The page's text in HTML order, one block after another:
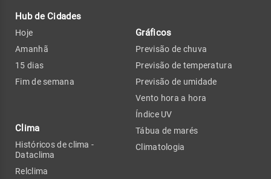
Hub de Cidades
Hoje
Amanhã
15 dias
Fim de semana
Clima
Históricos de clima -
Dataclima
Relclima
Gráficos
Previsão de chuva
Previsão de temperatura
Previsão de umidade
Vento hora a hora
Índice UV
Tábua de marés
Climatologia